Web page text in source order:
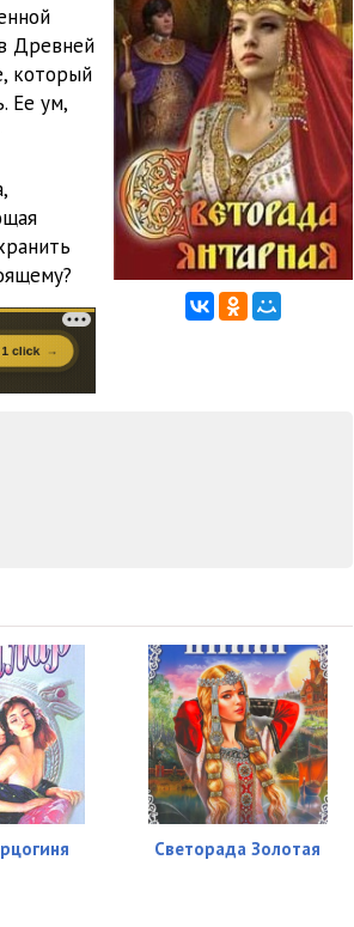
04:43
04:26
05:06
04:09
04:02
04:06
05:07
04:37
06:05
04:13
Древней
который
Ее ум,
Светорада Золотая